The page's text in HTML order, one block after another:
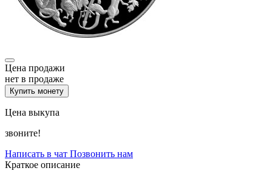
Цена продажи
нет в продаже
Купить монету
Цена выкупа
звоните!
Написать в чат Позвонить нам
Краткое описание